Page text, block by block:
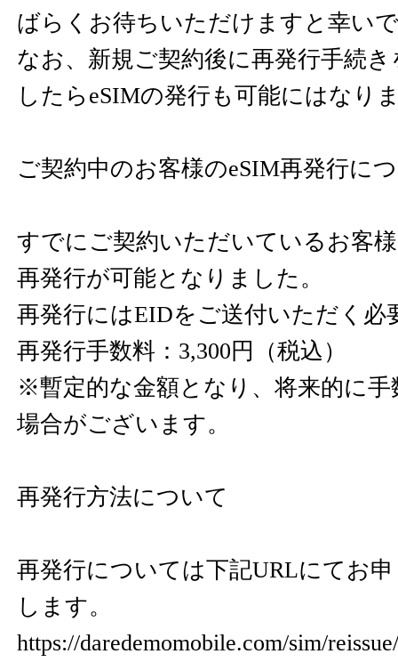
ばらくお待ちいただけますと幸い
なお、新規ご契約後に再発行手続
したらeSIMの発行も可能にはなり
ご契約中のお客様のeSIM再発行に
すでにご契約いただいているお客
再発行が可能となりました。
再発行にはEIDをご送付いただく必
再発行手数料：3,300円（税込）
※暫定的な金額となり、将来的に
場合がございます。
再発行方法について
再発行については下記URLにてお
します。
https://daredemomobile.com/sim/reissue/